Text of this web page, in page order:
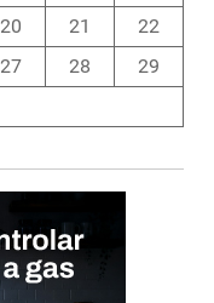
20 21
22
27 28
29